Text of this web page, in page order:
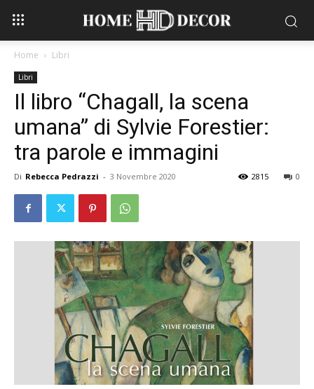
Home Libri
Libri
Il libro “Chagall, la scena
umana” di Sylvie Forestier:
tra parole e immagini
Di Rebecca Pedrazzi - 3 Novembre 2020 0
2815